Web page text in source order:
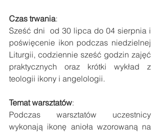
Czas trwania:
Sześć dni  od 30 lipca do 04 sierpnia i
poświęcenie ikon podczas niedzielnej
Liturgii, codziennie sześć godzin zajęć
praktycznych oraz krótki wykład z
teologii ikony i angelologii.
Temat warsztatów:
Podczas warsztatów uczestnicy
wykonają ikonę anioła wzorowaną na